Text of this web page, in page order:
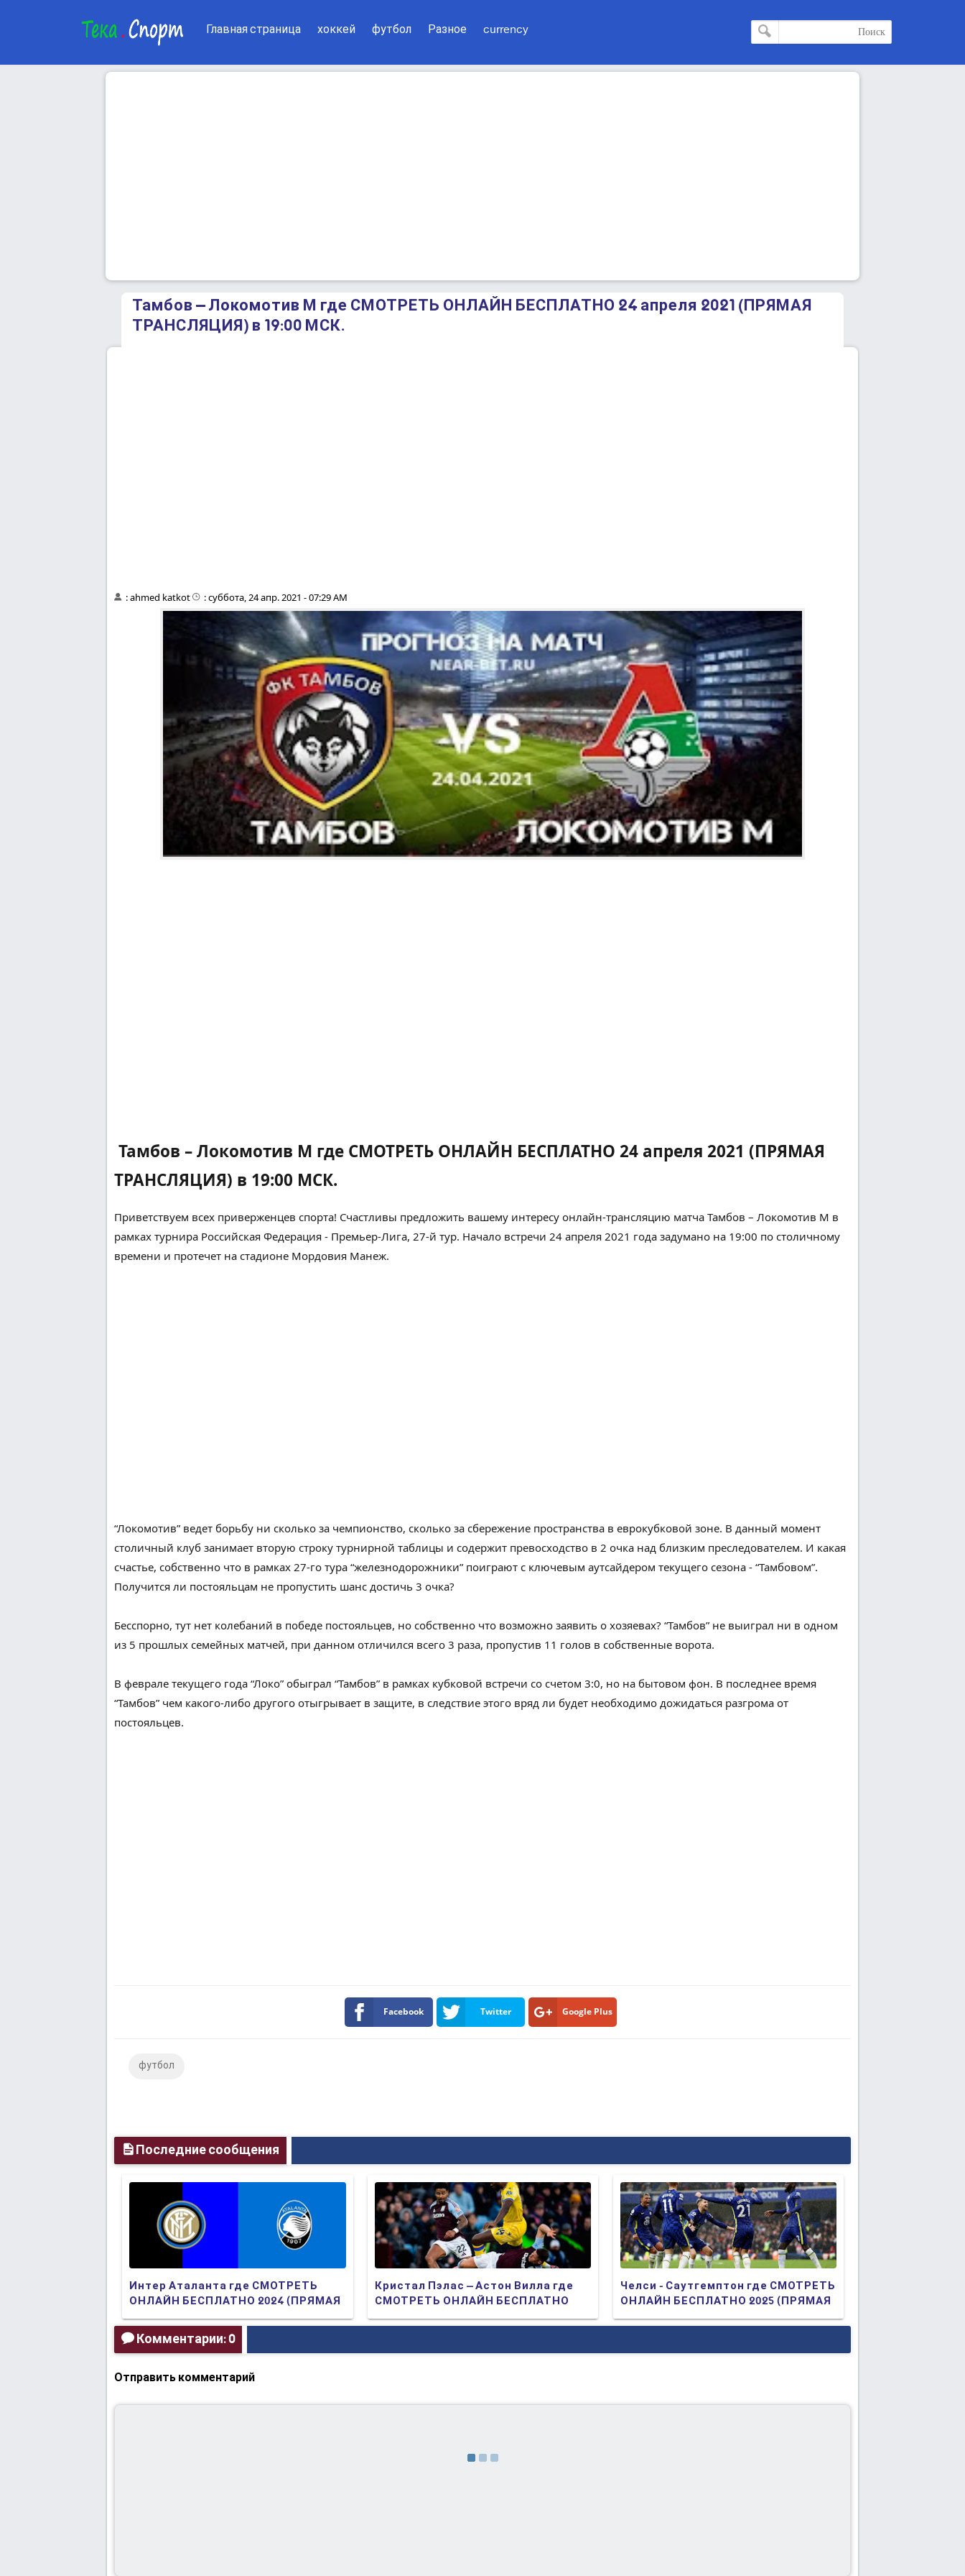
Главная страница хоккей футбол Разное currency
Тамбов – Локомотив М где СМОТРЕТЬ ОНЛАЙН БЕСПЛАТНО 24 апреля 2021 (ПРЯМАЯ
ТРАНСЛЯЦИЯ) в 19:00 МСК.
:ahmed katkot :суббота, 24 апр. 2021 - 07:29 AM
Тамбов – Локомотив М где СМОТРЕТЬ ОНЛАЙН БЕСПЛАТНО 24 апреля 2021 (ПРЯМАЯ
ТРАНСЛЯЦИЯ) в 19:00 МСК.
Приветствуем всех приверженцев спорта! Счастливы предложить вашему интересу онлайн-трансляцию матча Тамбов – Локомотив М в
рамках турнира Российская Федерация - Премьер-Лига, 27-й тур. Начало встречи 24 апреля 2021 года задумано на 19:00 по столичному
времени и протечет на стадионе Мордовия Манеж.
“Локомотив” ведет борьбу ни сколько за чемпионство, сколько за сбережение пространства в еврокубковой зоне. В данный момент
столичный клуб занимает вторую строку турнирной таблицы и содержит превосходство в 2 очка над близким преследователем. И какая
счастье, собственно что в рамках 27-го тура “железнодорожники” поиграют с ключевым аутсайдером текущего сезона - “Тамбовом”.
Получится ли постояльцам не пропустить шанс достичь 3 очка?
Бесспорно, тут нет колебаний в победе постояльцев, но собственно что возможно заявить о хозяевах? “Тамбов” не выиграл ни в одном
из 5 прошлых семейных матчей, при данном отличился всего 3 раза, пропустив 11 голов в собственные ворота.
В феврале текущего года “Локо” обыграл “Тамбов” в рамках кубковой встречи со счетом 3:0, но на бытовом фон. В последнее время
“Тамбов” чем какого-либо другого отыгрывает в защите, в следствие этого вряд ли будет необходимо дожидаться разгрома от
постояльцев.
Facebook Twitter Google Plus
футбол
Последние сообщения
Челси - Саутгемптон где СМОТРЕТЬ
ОНЛАЙН БЕСПЛАТНО 2025 (ПРЯМАЯ
ТРАНСЛЯЦИЯ)
Кристал Пэлас – Астон Вилла где
СМОТРЕТЬ ОНЛАЙН БЕСПЛАТНО
2025 (ПРЯМАЯ ТРАНСЛЯЦИЯ)
Интер Аталанта где СМОТРЕТЬ
ОНЛАЙН БЕСПЛАТНО 2024 (ПРЯМАЯ
ТРАНСЛЯЦИЯ)
Комментарии: 0
Отправить комментарий